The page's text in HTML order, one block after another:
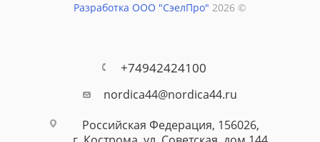
Разработка ООО "СэелПро" 2026 ©
+74942424100
nordica44@nordica44.ru
Российская Федерация, 156026,